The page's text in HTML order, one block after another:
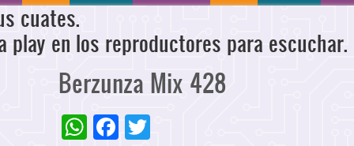
cuates.
play en los reproductores para escuchar.
Berzunza Mix 428
WhatsApp
Facebook